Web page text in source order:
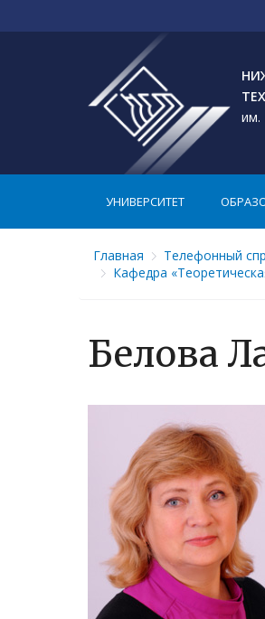
им.
УНИВЕРСИТЕТ
Главная Телефонный
Кафедра
Белова